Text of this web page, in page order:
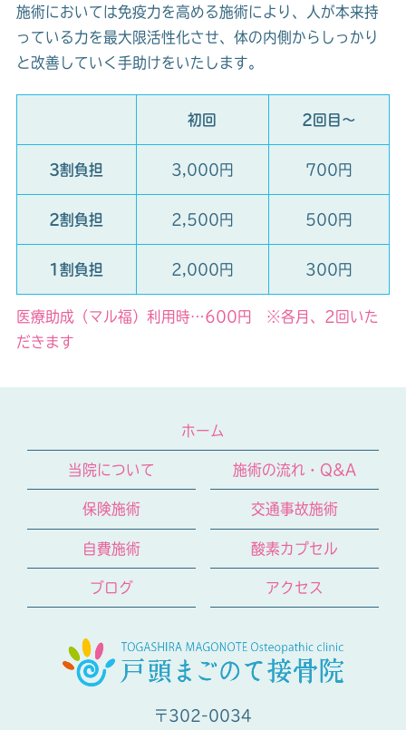
施術においては免疫力を高める施術により、人が本来持
っている力を最大限活性化させ、体の内側からしっかり
と改善していく手助けをいたします。
初回 2回目～
3割負担 3,000円 700円
2割負担 2,500円 500円
1割負担 2,000円 300円
医療助成（マル福）利用時…600円 ※各月、2回いた
だきます
ホーム
当院について 施術の流れ・Q&A
保険施術 交通事故施術
自費施術 酸素カプセル
ブログ アクセス
〒302-0034